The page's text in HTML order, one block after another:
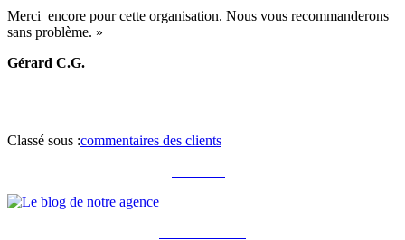
Merci encore pour cette organisation. Nous vous recommanderons
sans problème. »
Gérard C.G.
Classé sous :commentaires des clients